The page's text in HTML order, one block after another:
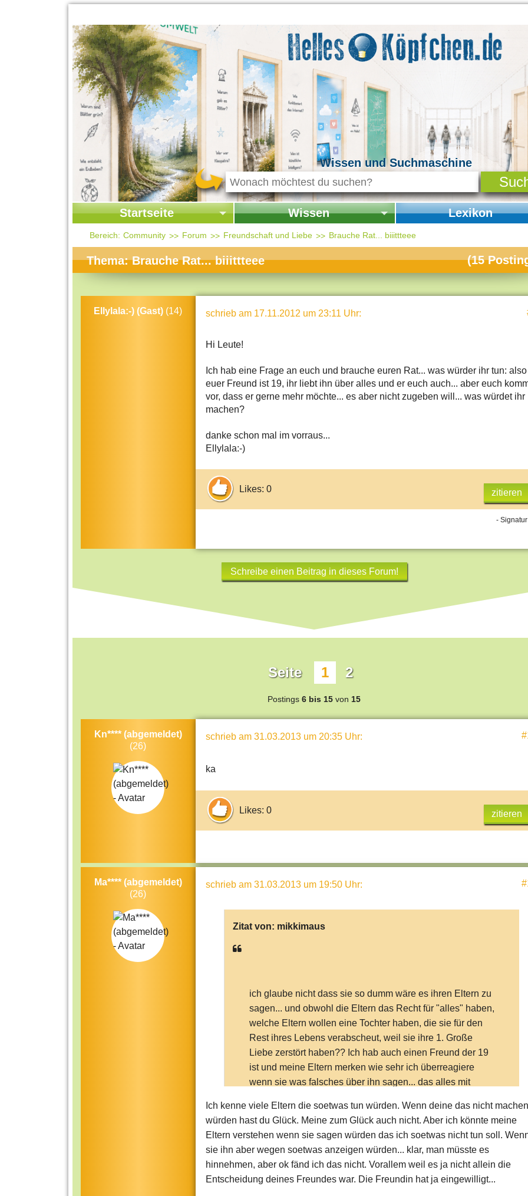
Wissen und Suchmaschine
Startseite
Startseite
Kontakt
Themen-Specials
Häufig gesucht
Beliebte Artikel
Wissen
Startseite Wissen
Kolumne
Mensch & Natur
Gesellschaft & Politik
Kunst
Technik
Länderlexikon
Lexikon
Startseite Lexikon
Bereich: Community Forum Freundschaft und Liebe Brauche Rat... biiittteee
Thema: Brauche Rat... biiittteee (15
Ellylala:-) (Gast) (14) schrieb am 17.11.2012 um 23:11 Uhr:
Hi Leute!
Ich hab eine Frage an euch und brauche euren Rat... was würder ihr tun: also
euer Freund ist 19, ihr liebt ihn über alles und er euch auch... aber euch
vor, dass er gerne mehr möchte... es aber nicht zugeben will... was würdet ihr
machen?
danke schon mal im vorraus...
Ellylala:-)
Likes: 0 zitieren
-
Schreibe einen Beitrag in dieses Forum!
Seite 1 2
Postings 6 bis 15 von 15
Kn**** (abgemeldet)
(26)
schrieb am 31.03.2013 um 20:35 Uhr:
ka
Likes: 0 zitieren
Ma**** (abgemeldet)
(26)
schrieb am 31.03.2013 um 19:50 Uhr:
Zitat von: mikkimaus
ich glaube nicht dass sie so dumm wäre es ihren Eltern zu
sagen... und obwohl die Eltern das Recht für "alles" haben,
welche Eltern wollen eine Tochter haben, die sie für den
Rest ihres Lebens verabscheut, weil sie ihre 1. Große
Liebe zerstört haben?? Ich hab auch einen Freund der 19
ist und meine Eltern merken wie sehr ich überreagiere
wenn sie was falsches über ihn sagen... das alles mit
wenig übertrieben
Ich kenne viele Eltern die soetwas tun würden. Wenn deine das nicht machen
würden hast du Glück. Meine zum Glück auch nicht. Aber ich könnte meine
Eltern verstehen wenn sie sagen würden das ich soetwas nicht tun soll.
sie ihn aber wegen soetwas anzeigen würden... klar, man müsste es
hinnehmen, aber ok fänd ich das nicht. Vorallem weil es ja nicht allein die
Entscheidung deines Freundes war. Die Freundin hat ja eingewilligt...